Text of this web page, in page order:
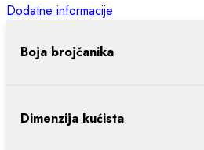
Dodatne informacije
Boja brojčanika
Dimenzija kućista